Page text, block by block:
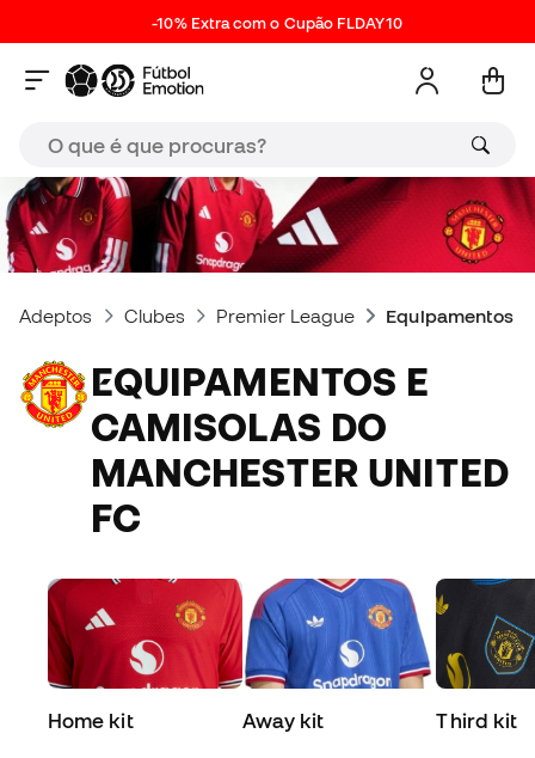
-10% Extra com o Cupão FLDAY10
Adeptos Clubes Premier League Equipamentos
EQUIPAMENTOS E
CAMISOLAS DO
MANCHESTER UNITED
FC
Home kit Away kit Third kit